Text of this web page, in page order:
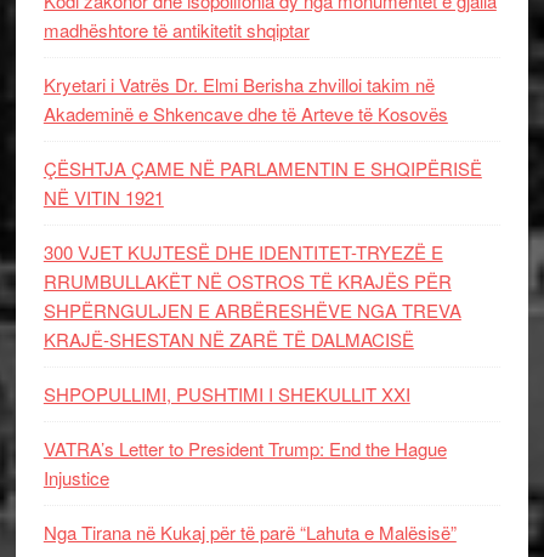
madhështore të antikitetit shqiptar
Kryetari i Vatrës Dr. Elmi Berisha zhvilloi takim në
Akademinë e Shkencave dhe të Arteve të Kosovës
ÇËSHTJA ÇAME NË PARLAMENTIN E SHQIPËRISË
NË VITIN 1921
300 VJET KUJTESË DHE IDENTITET-TRYEZË E
RRUMBULLAKËT NË OSTROS TË KRAJËS PËR
SHPËRNGULJEN E ARBËRESHËVE NGA TREVA
KRAJË-SHESTAN NË ZARË TË DALMACISË
SHPOPULLIMI, PUSHTIMI I SHEKULLIT XXI
VATRA’s Letter to President Trump: End the Hague
Injustice
Nga Tirana në Kukaj për të parë “Lahuta e Malësisë”